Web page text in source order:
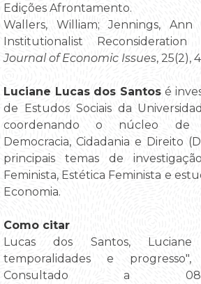
Edições Afrontamento.
Wallers, William; Jennings, Ann
Institutionalist
Journal of Economic Issues, 25(2),
Luciane Lucas dos Santos é
de Estudos Sociais da
coordenando o núcleo de
Democracia, Cidadania e Direito
principais temas de
Feminista, Estética Feminista e
Economia.
Como citar
Lucas dos Santos, Luciane
temporalidades e progresso",
Consultado a